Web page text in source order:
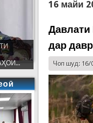
16 майи
дар
Чоп шуд: